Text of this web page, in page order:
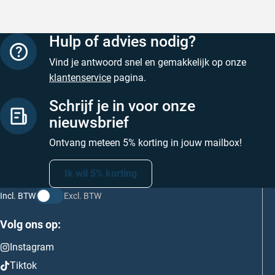
Hulp of advies nodig?
Vind je antwoord snel en gemakkelijk op onze
klantenservice pagina.
Schrijf je in voor onze
nieuwsbrief
Ontvang meteen 5% korting in jouw mailbox!
Ik wil 5% korting
Incl. BTW Excl. BTW
Volg ons op:
Instagram
Tiktok